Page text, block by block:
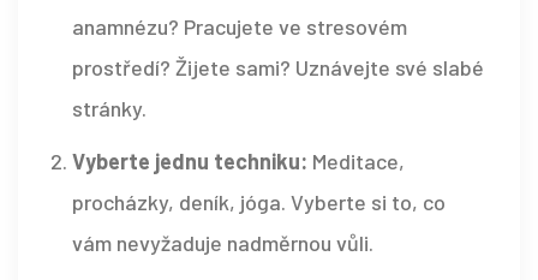
anamnézu? Pracujete ve stresovém
prostředí? Žijete sami? Uznávejte své slabé
stránky.
Vyberte jednu techniku: Meditace,
procházky, deník, jóga. Vyberte si to, co
vám nevyžaduje nadměrnou vůli.